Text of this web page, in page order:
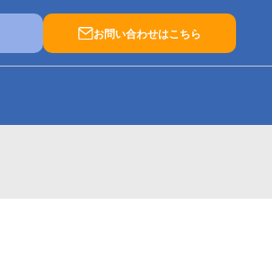
お問い合わせはこちら